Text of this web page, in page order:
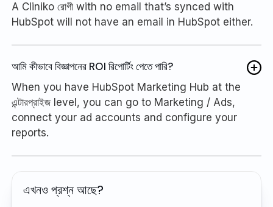
A Cliniko রোগী with no email that’s synced with
HubSpot will not have an email in HubSpot either.
আমি কীভাবে বিজ্ঞাপনের ROI রিপোর্টিং পেতে পারি?
When you have HubSpot Marketing Hub at the
এন্টারপ্রাইজ level, you can go to Marketing / Ads,
connect your ad accounts and configure your
reports.
এখনও প্রশ্ন আছে?